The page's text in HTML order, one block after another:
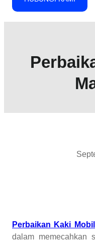
Perbaikan Kaki
dalam memecahkan